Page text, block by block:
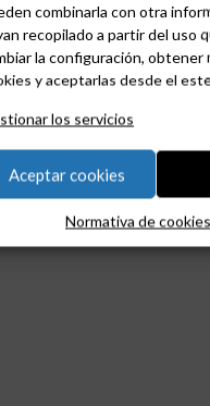
combinarla con otra
recopilado a partir del uso
la configuración,
y aceptarlas desde el
los servicios
Aceptar cookies
Normativa de cookies